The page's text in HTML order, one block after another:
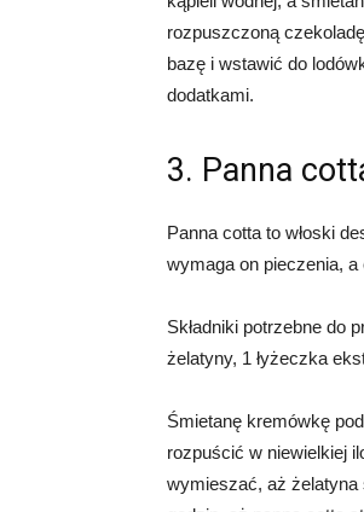
rozpuszczoną
bazę i wstawić do
dodatkami.
3. Panna
Panna cotta to włoski
wymaga on pieczenia,
Składniki potrzebne do
żelatyny, 1 łyżeczka
Śmietanę kremówkę
rozpuścić w niewielkiej
wymieszać, aż żelatyna